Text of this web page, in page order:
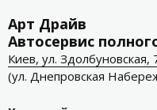
Арт Драйв
Автосервис
Киев, ул. Здолбуновская,
(ул. Днепровская